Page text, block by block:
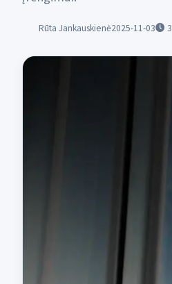
Rūta Jankauskienė2025-11-03 3